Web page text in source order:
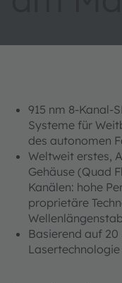
915 nm 8-Kanal-
Systeme für
des autonomen
Weltweit erstes,
Gehäuse (Quad
Kanälen: hohe
proprietäre
Basierend auf
Lasertechnologie